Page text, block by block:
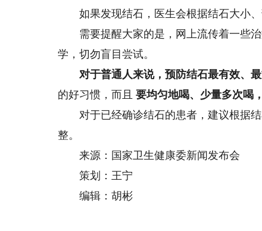
如果发现结石，医生会根据结石大小、
需要提醒大家的是，网上流传着一些治
学，切勿盲目尝试。
对于普通人来说，预防结石最有效、
的好习惯，而且 要均匀地喝、少量多次喝
对于已经确诊结石的患者，建议根据结
整。
来源：国家卫生健康委新闻发布会
策划：王宁
编辑：胡彬